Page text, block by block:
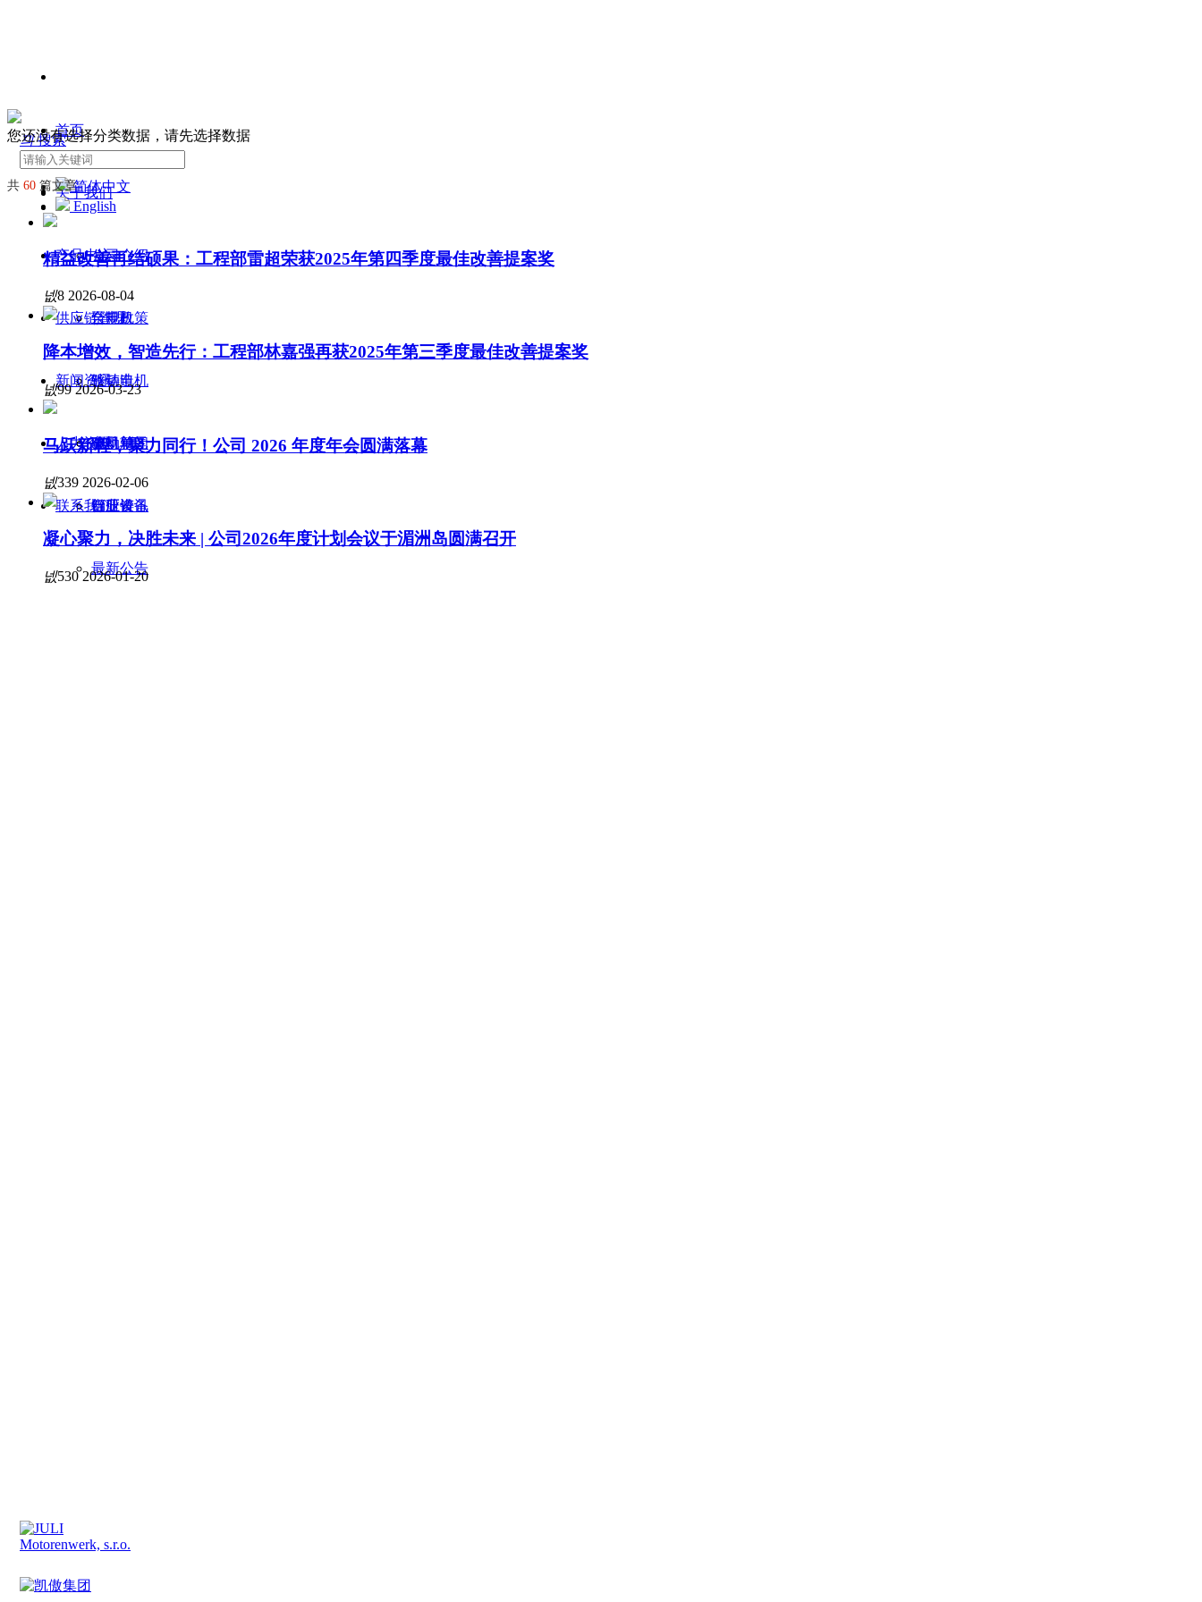
首页
关于我们
公司介绍
合规政策
产品中心
泵电机
驱动电机
驱动单元
自研设备
供应链管理
铁铸造
电机轴
铝压铸
新闻资讯
公司新闻
行业资讯
最新公告
人力资源
联系我们
끠 搜索
简体中文
English
您还没有选择分类数据，请先选择数据
共 60 篇文章
精益改善再结硕果：工程部雷超荣获2025年第四季度最佳改善提案奖
넶8 2026-08-04
降本增效，智造先行：工程部林嘉强再获2025年第三季度最佳改善提案奖
넶99 2026-03-23
马跃新程，聚力同行！公司 2026 年度年会圆满落幕
넶339 2026-02-06
凝心聚力，决胜未来 | 公司2026年度计划会议于湄洲岛圆满召开
넶530 2026-01-20
邮箱：juli@julip.asia
版权所有©福建聚力